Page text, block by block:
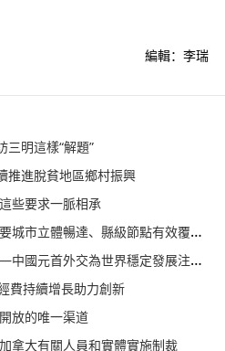
編輯：李瑞
三明這樣“解題”
推進脫貧地區鄉村振興
些要求一脈相承
、縣級節點有效覆蓋 綜合立體交通網藍圖繪就
元首外交為世界穩定發展注入正能量
費持續增長助力創新
放的唯一渠道
拿大有關人員和實體實施制裁